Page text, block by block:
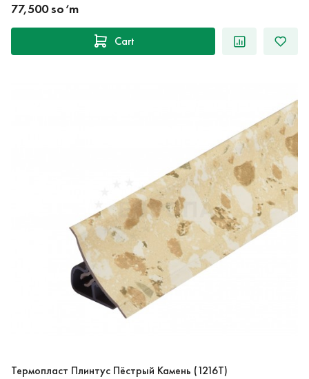
77,500 so‘m
Cart
Термопласт Плинтус Пёстрый Камень (1216T)